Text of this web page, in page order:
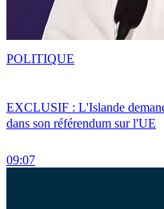
EXCLUSIF : L'Islande
dans son référendum sur l'UE
09:07
POLITIQUE